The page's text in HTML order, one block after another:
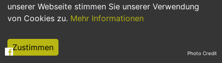
unserer Webseite stimmen Sie unserer Verwendung
von Cookies zu. Mehr Informationen
Zustimmen
Hilfskräfte, Aushilfs- und Nebenjobs
Weiterbildung, Studium, duale Ausbildung Photo Credit